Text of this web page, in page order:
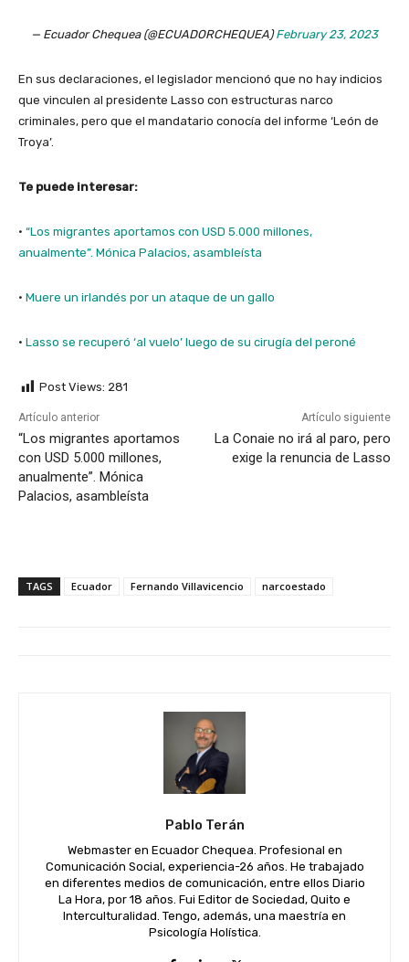
— Ecuador Chequea (@ECUADORCHEQUEA)February 23, 2023
En sus declaraciones, el legislador mencionó que no hay indicios
que vinculen al presidente Lasso con estructuras narco
criminales, pero que el mandatario conocía del informe ‘León de
Troya’.
Te puede interesar:
· “Los migrantes aportamos con USD 5.000 millones,
anualmente”. Mónica Palacios, asambleísta
· Muere un irlandés por un ataque de un gallo
· Lasso se recuperó ‘al vuelo’ luego de su cirugía del peroné
Post Views: 281
Artículo anterior
“Los migrantes aportamos
con USD 5.000 millones,
anualmente”. Mónica
Palacios, asambleísta
Artículo siguiente
La Conaie no irá al paro, pero
exige la renuncia de Lasso
TAGS Ecuador Fernando Villavicencio narcoestado
Pablo Terán
Webmaster en Ecuador Chequea. Profesional en
Comunicación Social, experiencia-26 años. He trabajado
en diferentes medios de comunicación, entre ellos Diario
La Hora, por 18 años. Fui Editor de Sociedad, Quito e
Interculturalidad. Tengo, además, una maestría en
Psicología Holística.